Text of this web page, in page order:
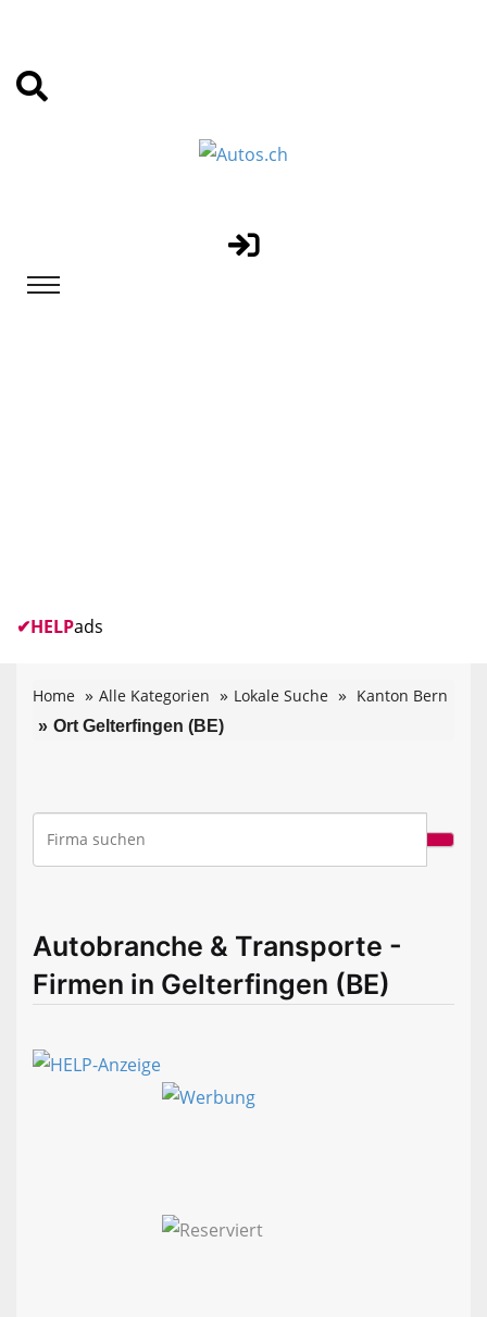
✔HELPads
Home Alle Kategorien Lokale Suche Kanton Bern
Ort Gelterfingen (BE)
Autobranche & Transporte -
Firmen in Gelterfingen (BE)